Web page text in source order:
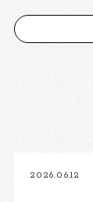
2026.06.12